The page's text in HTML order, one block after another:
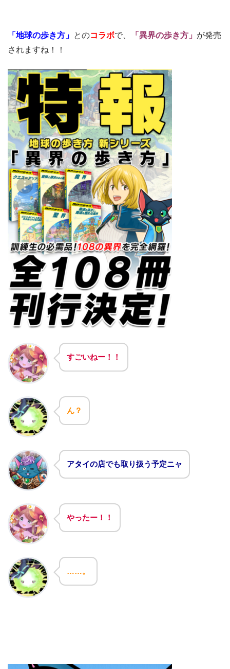
「地球の歩き方」 とのコラボで、 「異界の歩き方」 が発売
されますね！！
すごいねー！！
ん？
アタイの店でも取り扱う予定ニャ
やったー！！
……。